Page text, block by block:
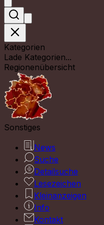
Kategorien
Lade Kategorien...
Regionenübersicht
Sonstiges
News
Suche
Detailsuche
Lesezeichen
Kleinanzeigen
Info
Kontakt